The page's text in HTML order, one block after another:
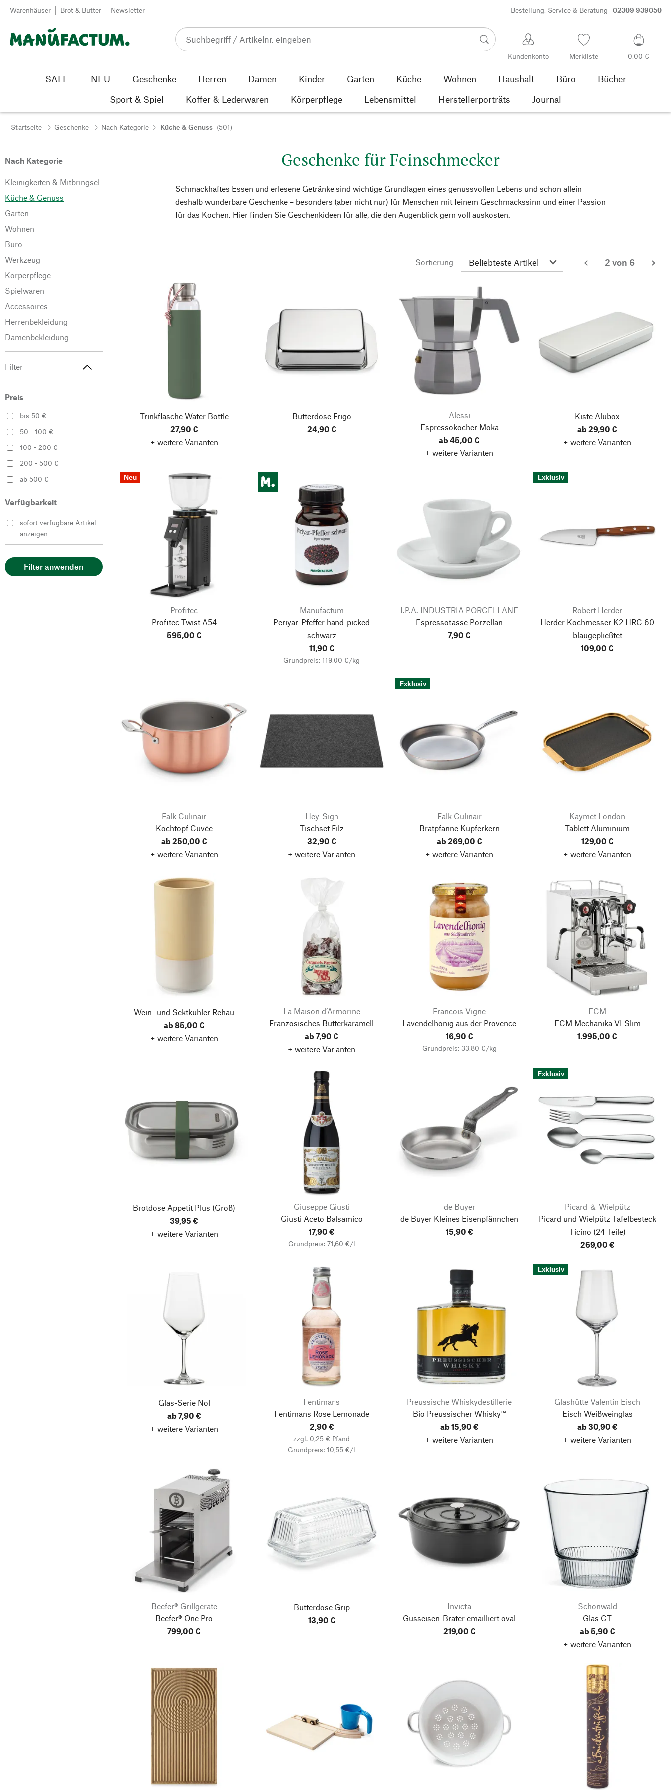
Zum Inhalt springen
Warenhäuser Brot & Butter Newsletter Bestellung, Service & Beratung 02309 939050
Kundenkonto Merkliste 0,00 €
SALE NEU Geschenke Herren Damen Kinder Garten Küche Wohnen Haushalt Büro
Bücher
Sport & Spiel
Koffer & Lederwaren Körperpflege Lebensmittel Herstellerporträts Journal
Startseite Geschenke Nach Kategorie Küche & Genuss (501)
Nach Kategorie
Kleinigkeiten & Mitbringsel
Küche & Genuss
Garten
Wohnen
Büro
Werkzeug
Körperpflege
Spielwaren
Accessoires
Herrenbekleidung
Damenbekleidung
Filter
Preis
bis 50 €
50 - 100 €
100 - 200 €
200 - 500 €
ab 500 €
Verfügbarkeit
sofort verfügbare Artikel
anzeigen
Filter anwenden
Geschenke für Feinschmecker
Schmackhaftes Essen und erlesene Getränke sind wichtige Grundlagen eines genussvollen Lebens und schon allein
deshalb wunderbare Geschenke – besonders (aber nicht nur) für Menschen mit feinem Geschmackssinn und einer Passion
für das Kochen. Hier finden Sie Geschenkideen für alle, die den Augenblick gern voll auskosten.
Sortierung
2 von 6
Trinkflasche Water Bottle
27,90 €
+ weitere Varianten
Butterdose Frigo
24,90 €
Alessi
Espressokocher Moka
ab 45,00 €
+ weitere Varianten
Kiste Alubox
ab 29,90 €
+ weitere Varianten
Neu
Profitec
Profitec Twist A54
595,00 €
Manufactum
Periyar-Pfeffer hand-picked
schwarz
11,90 €
Grundpreis: 119,00 €/kg
I.P.A. INDUSTRIA PORCELLANE
Espressotasse Porzellan
7,90 €
Exklusiv
Robert Herder
Herder Kochmesser K2 HRC 60
blaugepließtet
109,00 €
Falk Culinair
Kochtopf Cuvée
ab 250,00 €
+ weitere Varianten
Hey-Sign
Tischset Filz
32,90 €
+ weitere Varianten
Exklusiv
Falk Culinair
Bratpfanne Kupferkern
ab 269,00 €
+ weitere Varianten
Kaymet London
Tablett Aluminium
129,00 €
+ weitere Varianten
Wein- und Sektkühler Rehau
ab 85,00 €
+ weitere Varianten
La Maison d’Armorine
Französisches Butterkaramell
ab 7,90 €
+ weitere Varianten
Francois Vigne
Lavendelhonig aus der Provence
16,90 €
Grundpreis: 33,80 €/kg
ECM
ECM Mechanika VI Slim
1.995,00 €
Brotdose Appetit Plus (Groß)
39,95 €
+ weitere Varianten
Giuseppe Giusti
Giusti Aceto Balsamico
17,90 €
Grundpreis: 71,60 €/l
de Buyer
de Buyer Kleines Eisenpfännchen
15,90 €
Exklusiv
Picard ＆ Wielpütz
Picard und Wielpütz Tafelbesteck
Ticino (24 Teile)
269,00 €
Glas-Serie Nol
ab 7,90 €
+ weitere Varianten
Fentimans
Fentimans Rose Lemonade
2,90 €
zzgl. 0,25 € Pfand
Grundpreis: 10,55 €/l
Preussische Whiskydestillerie
Bio Preussischer Whisky™
ab 15,90 €
+ weitere Varianten
Exklusiv
Glashütte Valentin Eisch
Eisch Weißweinglas
ab 30,90 €
+ weitere Varianten
Beefer® Grillgeräte
Beefer® One Pro
799,00 €
Butterdose Grip
13,90 €
Invicta
Gusseisen-Bräter emailliert oval
219,00 €
Schönwald
Glas CT
ab 5,90 €
+ weitere Varianten